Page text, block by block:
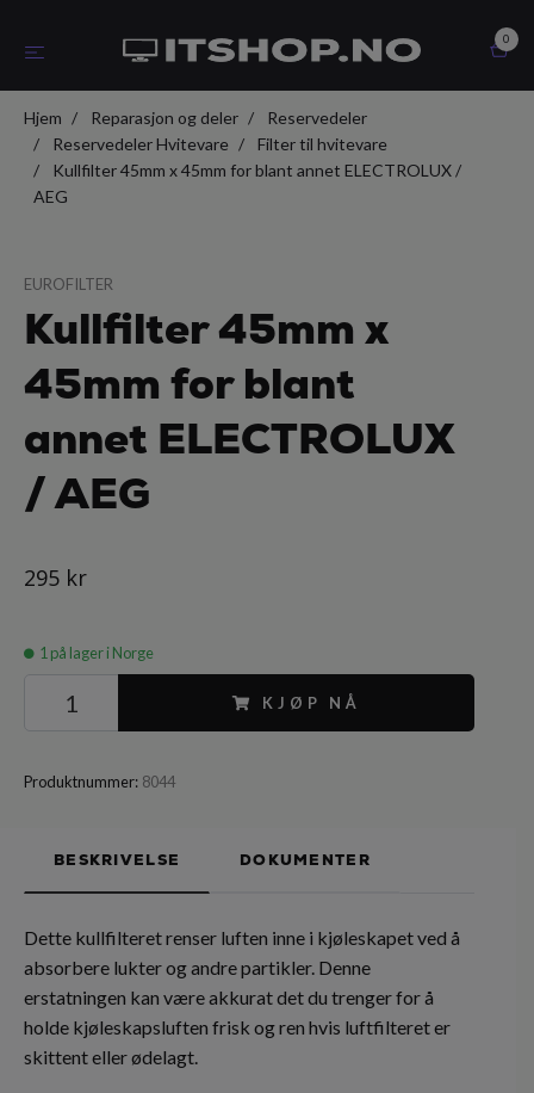
0
Hjem Reparasjon og deler
Reservedeler
Reservedeler Hvitevare
Filter til hvitevare
Kullfilter 45mm x 45mm for blant annet ELECTROLUX /
AEG
EUROFILTER
Kullfilter 45mm x
45mm for blant
annet ELECTROLUX
/ AEG
295 kr
1 på lager i Norge
KJØP NÅ
Produktnummer: 8044
BESKRIVELSE DOKUMENTER
Dette kullfilteret renser luften inne i kjøleskapet ved å
absorbere lukter og andre partikler. Denne
erstatningen kan være akkurat det du trenger for å
holde kjøleskapsluften frisk og ren hvis luftfilteret er
skittent eller ødelagt.